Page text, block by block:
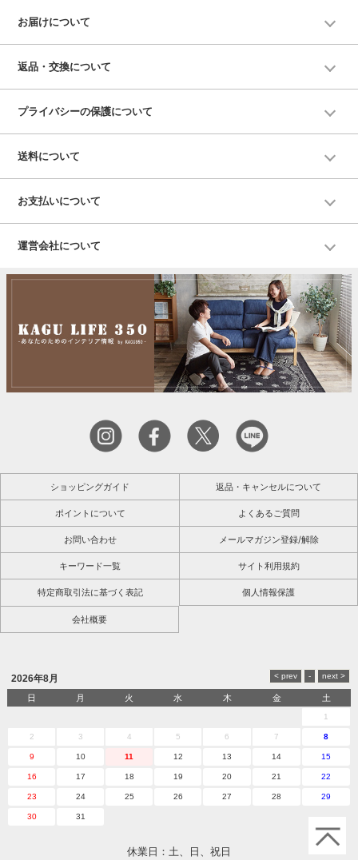
お届けについて
返品・交換について
プライバシーの保護について
送料について
お支払いについて
運営会社について
ショッピングガイド 返品・キャンセルについて
ポイントについて よくあるご質問
お問い合わせ メールマガジン登録/解除
キーワード一覧 サイト利用規約
特定商取引法に基づく表記 個人情報保護
会社概要
2026年8月
日 月 火 水 木 金 土
1
2 3 4 5 6 7 8
9 10 11 12 13 14 15
16 17 18 19 20 21 22
23 24 25 26 27 28 29
30 31
休業日：土、日、祝日